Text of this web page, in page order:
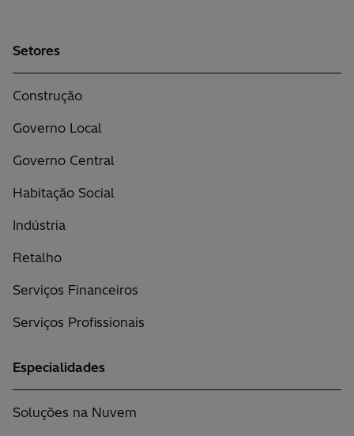
Setores
Construção
Governo Local
Governo Central
Habitação Social
Indústria
Retalho
Serviços Financeiros
Serviços Profissionais
Especialidades
Soluções na Nuvem